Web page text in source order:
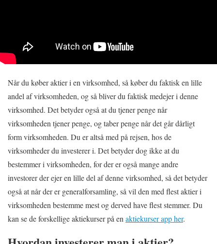
Når du køber aktier i en virksomhed, så køber du faktisk en lille
andel af virksomheden, og så bliver du faktisk medejer i denne
virksomhed. Det betyder også at du tjener penge når
virksomheden tjener penge, og taber penge når det går dårligt
form virksomheden. Du er altså med på rejsen, hos de
virksomheder du investerer i. Det betyder dog ikke at du
bestemmer i virksomheden, for der er også mange andre
investorer der ejer en lille del af denne virksomhed, så det betyder
også at når der er generalforsamling, så vil den med flest aktier i
virksomheden bestemme mest og derved have flest stemmer. Du
kan se de forskellige aktiekurser på en aktiekurser app her.